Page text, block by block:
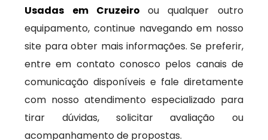
Usadas em Cruzeiroou qualquer outro
equipamento, continue navegando em nosso
site para obter mais informações. Se preferir,
entre em contato conosco pelos canais de
comunicação disponíveis e fale diretamente
com nosso atendimento especializado para
tirar dúvidas, solicitar avaliação ou
acompanhamento de propostas.